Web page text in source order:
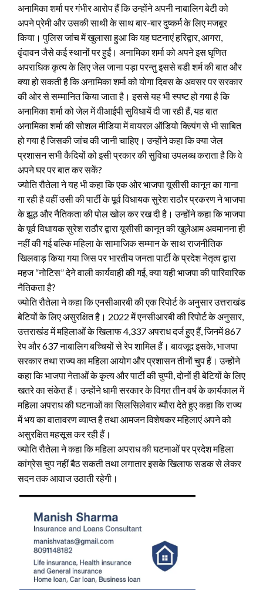
अनामिका शर्मा पर गंभीर आरोप हैं कि उन्होंने अपनी नाबालिग बेटी को
अपने प्रेमी और उसकी साथी के साथ बार-बार दुष्कर्म के लिए मजबूर
किया। पुलिस जांच में खुलासा हुआ कि यह घटनाएं हरिद्वार, आगरा,
वृंदावन जैसे कई स्थानों पर हुईं। अनामिका शर्मा को अपने इस घृणित
अपराधिक कृत्य के लिए जेल जाना पड़ा परन्तु इससे बडी शर्म की बात और
क्या हो सकती है कि अनामिका शर्मा को योगा दिवस के अवसर पर सरकार
की ओर से सम्मानित किया जाता है। इससे यह भी स्पष्ट हो गया है कि
अनामिका शर्मा को जेल में वीआईपी सुविधायें दी जा रही हैं, यह बात
अनामिका शर्मा की सोशल मीडिया में वायरल ऑडियो क्ल्पिंग से भी साबित
हो गया है जिसकी जांच की जानी चाहिए। उन्होंने कहा कि क्या जेल
प्रशासन सभी कैदियों को इसी प्रकार की सुविधा उपलब्ध कराता है कि वे
अपने घर पर बात कर सकें?
ज्योति रौतेला ने यह भी कहा कि एक ओर भाजपा यूसीसी कानून का गाना
गा रही है वहीं उसी की पार्टी के पूर्व विधायक सुरेश राठौर प्रकरण ने भाजपा
के झूठ और नैतिकता की पोल खोल कर रख दी है। उन्होंने कहा कि भाजपा
के पूर्व विधायक सुरेश राठौर द्वारा यूसीसी कानून की खुलेआम अवमानना ही
नहीं की गई बल्कि महिला के सामाजिक सम्मान के साथ राजनीतिक
खिलवाड़ किया गया जिस पर भारतीय जनता पार्टी के प्रदेश नेतृत्व द्वारा
महज “नोटिस” देने वाली कार्यवाही की गई, क्या यही भाजपा की पारिवारिक
नैतिकता है?
ज्योति रौतेला ने कहा कि एनसीआरबी की एक रिपोर्ट के अनुसार उत्तराखंड
बेटियों के लिए असुरक्षित है। 2022 में एनसीआरबी की रिपोर्ट के अनुसार,
उत्तराखंड में महिलाओं के खिलाफ 4,337 अपराध दर्ज हुए हैं, जिनमें 867
रेप और 637 नाबालिग बच्चियों से रेप शामिल हैं। बावजूद इसके, भाजपा
सरकार तथा राज्य का महिला आयोग और प्रशासन तीनों चुप हैं। उन्होंने
कहा कि भाजपा नेताओं के कृत्य और पार्टी की चुप्पी, दोनों ही बेटियों के लिए
खतरे का संकेत हैं। उन्होंने धामी सरकार के विगत तीन वर्ष के कार्यकाल में
महिला अपराध की घटनाओं का सिलसिलेवार ब्यौरा देते हुए कहा कि राज्य
में भय का वातावरण व्याप्त है तथा आमजन विशेषकर महिलाएं अपने को
असुरक्षित महसूस कर रही हैं।
ज्योति रौतेला ने कहा कि महिला अपराध की घटनाओं पर प्रदेश महिला
कांग्रेस चुप नहीं बैठ सकती तथा लगातार इसके खिलाफ सडक से लेकर
सदन तक आवाज उठाती रहेगी।